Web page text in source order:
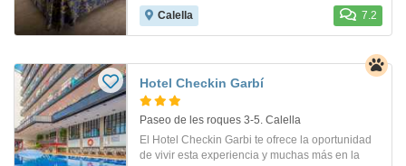
Calella 7.2
Hotel Checkin Garbí
Paseo de les roques 3-5. Calella
El Hotel Checkin Garbi te ofrece la oportunidad
de vivir esta experiencia y muchas más en la